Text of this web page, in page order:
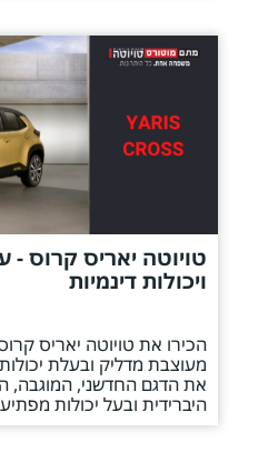
טויוטה יאריס קרוס -
ויכולות דינמיות
הכירו את טויוטה יאריס
מעוצבת מדליק ובעלת
את הדגם החדשני, המוגבה,
היברידית ובעל יכולות